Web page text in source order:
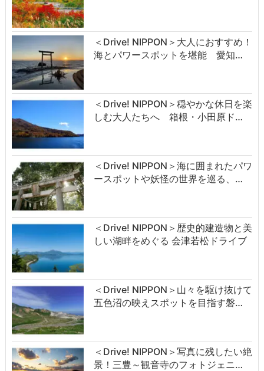
＜Drive! NIPPON＞大人におすすめ！
海とパワースポットを堪能 愛知…
＜Drive! NIPPON＞穏やかな休日を楽
しむ大人たちへ 箱根・小田原ド…
＜Drive! NIPPON＞海に囲まれたパワ
ースポットや妖怪の世界を巡る、…
＜Drive! NIPPON＞歴史的建造物と美
しい湖畔をめぐる 会津若松ドライブ
＜Drive! NIPPON＞山々を駆け抜けて
五色沼の映えスポットを目指す磐…
＜Drive! NIPPON＞写真に残したい絶
景！三豊～観音寺のフォトジェニ…